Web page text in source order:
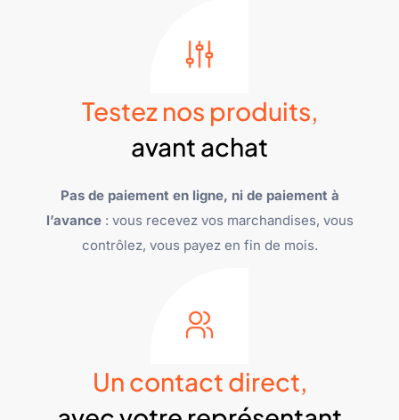
Testez nos produits,
avant achat
Pas de paiement en ligne, ni de paiement à
l’avance: vous recevez vos marchandises, vous
contrôlez, vous payez en fin de mois.
Un contact direct,